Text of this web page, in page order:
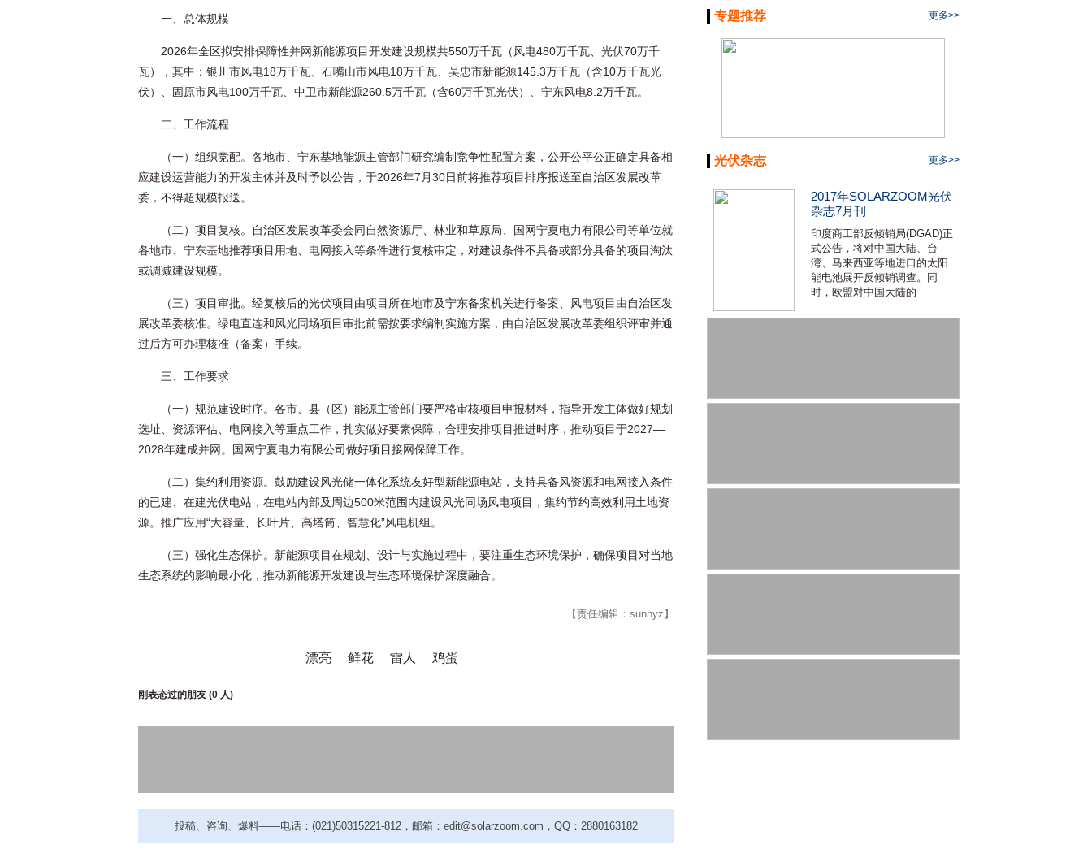
一、总体规模
2026年全区拟安排保障性并网新能源项目开发建设规模共550万千瓦（风电480万千瓦、光伏70万千
瓦），其中：银川市风电18万千瓦、石嘴山市风电18万千瓦、吴忠市新能源145.3万千瓦（含10万千瓦光
伏）、固原市风电100万千瓦、中卫市新能源260.5万千瓦（含60万千瓦光伏）、宁东风电8.2万千瓦。
二、工作流程
（一）组织竞配。各地市、宁东基地能源主管部门研究编制竞争性配置方案，公开公平公正确定具备相
应建设运营能力的开发主体并及时予以公告，于2026年7月30日前将推荐项目排序报送至自治区发展改革
委，不得超规模报送。
（二）项目复核。自治区发展改革委会同自然资源厅、林业和草原局、国网宁夏电力有限公司等单位就
各地市、宁东基地推荐项目用地、电网接入等条件进行复核审定，对建设条件不具备或部分具备的项目淘汰
或调减建设规模。
（三）项目审批。经复核后的光伏项目由项目所在地市及宁东备案机关进行备案、风电项目由自治区发
展改革委核准。绿电直连和风光同场项目审批前需按要求编制实施方案，由自治区发展改革委组织评审并通
过后方可办理核准（备案）手续。
三、工作要求
（一）规范建设时序。各市、县（区）能源主管部门要严格审核项目申报材料，指导开发主体做好规划
选址、资源评估、电网接入等重点工作，扎实做好要素保障，合理安排项目推进时序，推动项目于2027—
2028年建成并网。国网宁夏电力有限公司做好项目接网保障工作。
（二）集约利用资源。鼓励建设风光储一体化系统友好型新能源电站，支持具备风资源和电网接入条件
的已建、在建光伏电站，在电站内部及周边500米范围内建设风光同场风电项目，集约节约高效利用土地资
源。推广应用“大容量、长叶片、高塔筒、智慧化”风电机组。
（三）强化生态保护。新能源项目在规划、设计与实施过程中，要注重生态环境保护，确保项目对当地
生态系统的影响最小化，推动新能源开发建设与生态环境保护深度融合。
【责任编辑：sunnyz】
漂亮 鲜花 雷人 鸡蛋
刚表态过的朋友 (0 人)
投稿、咨询、爆料——电话：(021)50315221-812，邮箱：edit@solarzoom.com，QQ：2880163182
专题推荐 更多>>
光伏杂志 更多>>
2017年SOLARZOOM光伏
杂志7月刊
印度商工部反倾销局(DGAD)正
式公告，将对中国大陆、台
湾、马来西亚等地进口的太阳
能电池展开反倾销调查。同
时，欧盟对中国大陆的